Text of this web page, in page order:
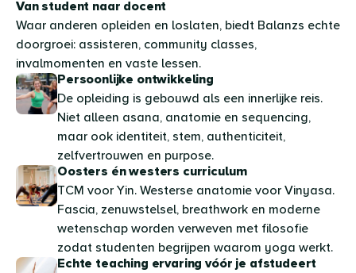
Van student naar docent
Waar anderen opleiden en loslaten, biedt Balanzs echte
doorgroei: assisteren, community classes,
invalmomenten en vaste lessen.
Persoonlijke ontwikkeling
De opleiding is gebouwd als een innerlijke reis.
Niet alleen asana, anatomie en sequencing,
maar ook identiteit, stem, authenticiteit,
zelfvertrouwen en purpose.
Oosters én westers curriculum
TCM voor Yin. Westerse anatomie voor Vinyasa.
Fascia, zenuwstelsel, breathwork en moderne
wetenschap worden verweven met filosofie
zodat studenten begrijpen waarom yoga werkt.
Echte teaching ervaring vóór je afstudeert